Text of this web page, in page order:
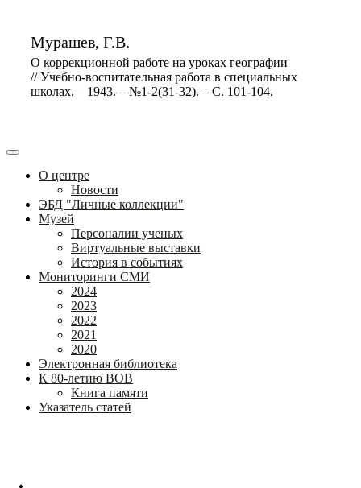
Мурашев, Г.В.
О коррекционной работе на уроках географии
// Учебно-воспитательная работа в специальных
школах. – 1943. – №1-2(31-32). – С. 101-104.
О центре
Новости
ЭБД "Личные коллекции"
Музей
Персоналии ученых
Виртуальные выставки
История в событиях
Мониторинги СМИ
2024
2023
2022
2021
2020
Электронная библиотека
К 80-летию ВОВ
Книга памяти
Указатель статей